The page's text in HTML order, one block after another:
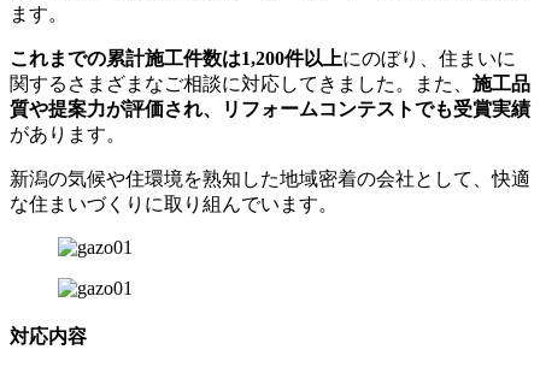
ます。
これまでの累計施工件数は1,200件以上にのぼり、住まいに
関するさまざまなご相談に対応してきました。また、 施工品
質や提案力が評価され、リフォームコンテストでも受賞実績
があります。
新潟の気候や住環境を熟知した地域密着の会社として、快適
な住まいづくりに取り組んでいます。
対応内容